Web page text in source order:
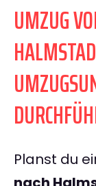
UMZUG
Planst du